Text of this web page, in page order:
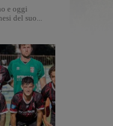
e oggi
del suo...